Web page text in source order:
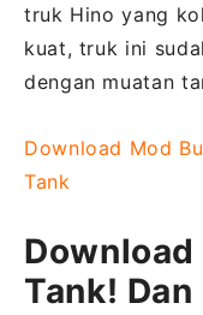
truk Hino yang
kuat, truk ini
dengan muatan
Download Mod
Tank
Tank!